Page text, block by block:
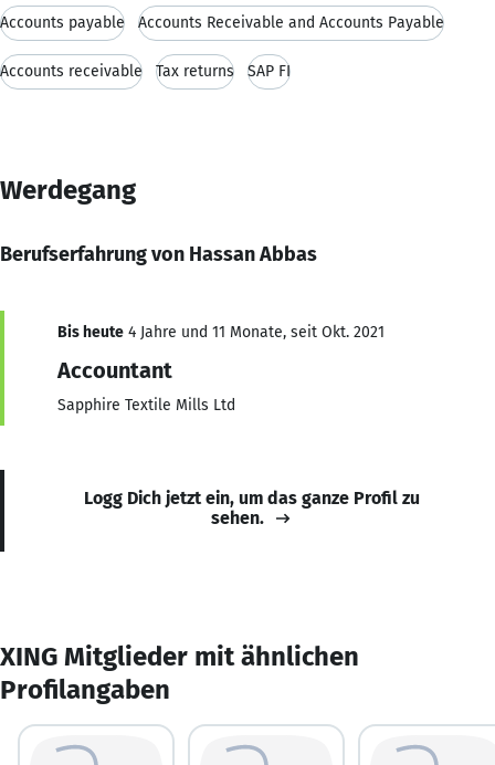
Accounts payable Accounts Receivable and Accounts Payable
Accounts receivable Tax returns SAP FI
Werdegang
Berufserfahrung von Hassan Abbas
Bis heute 4 Jahre und 11 Monate, seit Okt. 2021
Accountant
Sapphire Textile Mills Ltd
Logg Dich jetzt ein, um das ganze Profil zu
sehen.
XING Mitglieder mit ähnlichen
Profilangaben